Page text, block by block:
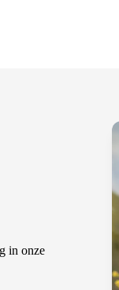
in onze